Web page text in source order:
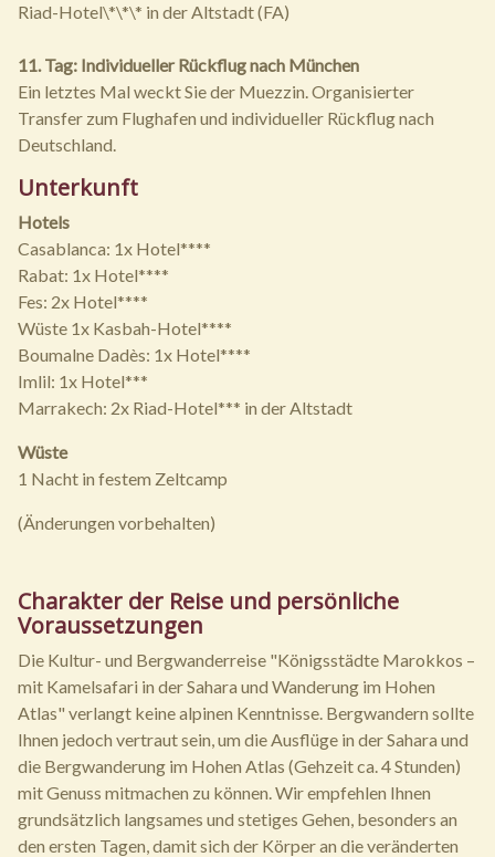
Riad-Hotel\*\*\* in der Altstadt (FA)
11. Tag: Individueller Rückflug nach München
Ein letztes Mal weckt Sie der Muezzin. Organisierter
Transfer zum Flughafen und individueller Rückflug nach
Deutschland.
Unterkunft
Hotels
Casablanca: 1x Hotel****
Rabat: 1x Hotel****
Fes: 2x Hotel****
Wüste 1x Kasbah-Hotel****
Boumalne Dadès: 1x Hotel****
Imlil: 1x Hotel***
Marrakech: 2x Riad-Hotel*** in der Altstadt
Wüste
1 Nacht in festem Zeltcamp
(Änderungen vorbehalten)
Charakter der Reise und persönliche
Voraussetzungen
Die Kultur- und Bergwanderreise "Königsstädte Marokkos –
mit Kamelsafari in der Sahara und Wanderung im Hohen
Atlas" verlangt keine alpinen Kenntnisse. Bergwandern sollte
Ihnen jedoch vertraut sein, um die Ausflüge in der Sahara und
die Bergwanderung im Hohen Atlas (Gehzeit ca. 4 Stunden)
mit Genuss mitmachen zu können. Wir empfehlen Ihnen
grundsätzlich langsames und stetiges Gehen, besonders an
den ersten Tagen, damit sich der Körper an die veränderten